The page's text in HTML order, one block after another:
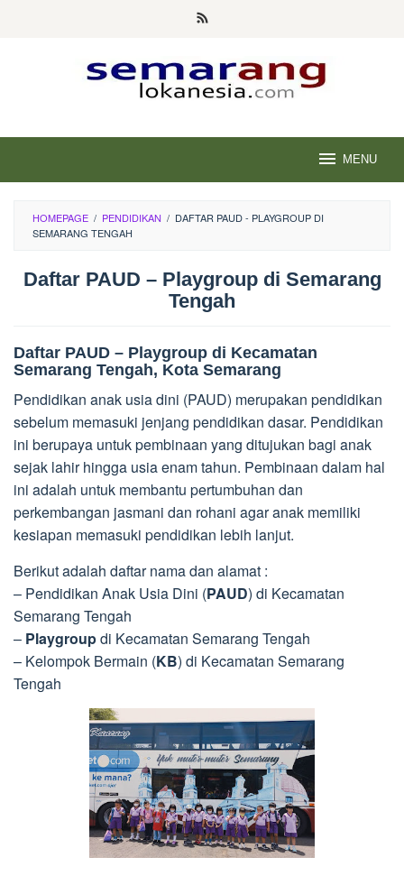
MENU
HOMEPAGE / PENDIDIKAN / DAFTAR PAUD - PLAYGROUP DI
SEMARANG TENGAH
Daftar PAUD – Playgroup di Semarang
Tengah
Daftar PAUD – Playgroup di Kecamatan
Semarang Tengah, Kota Semarang
Pendidikan anak usia dini (PAUD) merupakan pendidikan
sebelum memasuki jenjang pendidikan dasar. Pendidikan
ini berupaya untuk pembinaan yang ditujukan bagi anak
sejak lahir hingga usia enam tahun. Pembinaan dalam hal
ini adalah untuk membantu pertumbuhan dan
perkembangan jasmani dan rohani agar anak memiliki
kesiapan memasuki pendidikan lebih lanjut.
Berikut adalah daftar nama dan alamat :
– Pendidikan Anak Usia Dini (PAUD) di Kecamatan
Semarang Tengah
– Playgroupdi Kecamatan Semarang Tengah
– Kelompok Bermain (KB) di Kecamatan Semarang
Tengah